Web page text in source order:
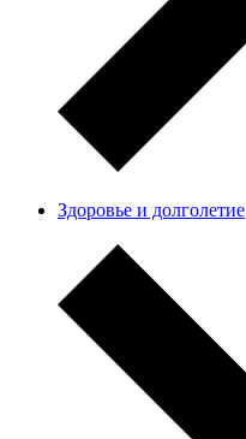
Здоровье и долголетие